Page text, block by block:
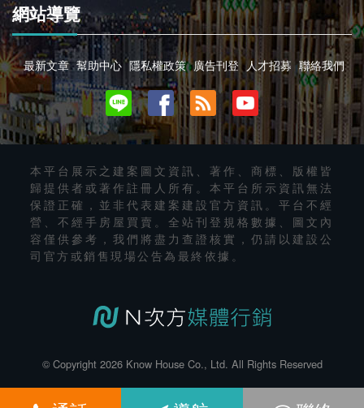
網站導覽
最新文章 幫助中心 隱私權政策 廣告刊登 人才招募 聯絡我們
本平台展示之建案圖文資訊、著作、商標、版權皆
歸提供者或著作註冊人所有。本平台所示資訊無法
保證正確，並非代表建案建設官方資訊。平台不經
營、不經手房屋買賣。全站刊登規格數據、圖文內
容僅供參考，我們將盡力查證核實，仍請以建設公
司官方或銷售現場公告為最終依據。
© Copyright 2026 Know House Co., Ltd. All Rights Reserved